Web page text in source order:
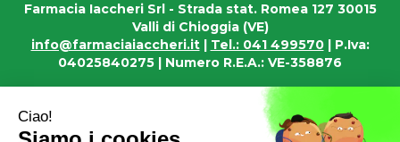
Farmacia Iaccheri Srl - Strada stat. Romea 127 30015
Valli di Chioggia (VE)
info@farmaciaiaccheri.it| Tel.: 041 499570| P.Iva:
04025840275 | Numero R.E.A.: VE-358876
Prenofa
Fulcri srl